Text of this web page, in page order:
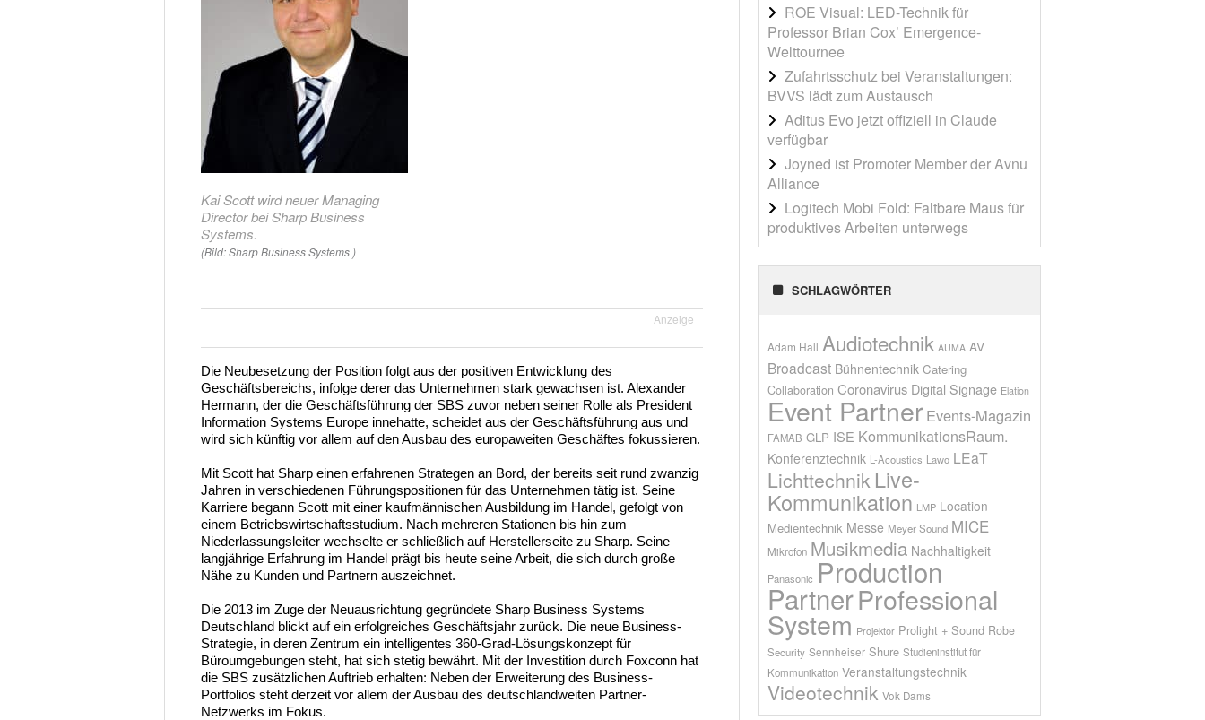
Kai Scott wird neuer Managing
Director bei Sharp Business
Systems.
(Bild: Sharp Business Systems )
Anzeige
Die Neubesetzung der Position folgt aus der positiven Entwicklung des
Geschäftsbereichs, infolge derer das Unternehmen stark gewachsen ist. Alexander
Hermann, der die Geschäftsführung der SBS zuvor neben seiner Rolle als President
Information Systems Europe innehatte, scheidet aus der Geschäftsführung aus und
wird sich künftig vor allem auf den Ausbau des europaweiten Geschäftes fokussieren.
Mit Scott hat Sharp einen erfahrenen Strategen an Bord, der bereits seit rund zwanzig
Jahren in verschiedenen Führungspositionen für das Unternehmen tätig ist. Seine
Karriere begann Scott mit einer kaufmännischen Ausbildung im Handel, gefolgt von
einem Betriebswirtschaftsstudium. Nach mehreren Stationen bis hin zum
Niederlassungsleiter wechselte er schließlich auf Herstellerseite zu Sharp. Seine
langjährige Erfahrung im Handel prägt bis heute seine Arbeit, die sich durch große
Nähe zu Kunden und Partnern auszeichnet.
Die 2013 im Zuge der Neuausrichtung gegründete Sharp Business Systems
Deutschland blickt auf ein erfolgreiches Geschäftsjahr zurück. Die neue Business-
Strategie, in deren Zentrum ein intelligentes 360-Grad-Lösungskonzept für
Büroumgebungen steht, hat sich stetig bewährt. Mit der Investition durch Foxconn hat
die SBS zusätzlichen Auftrieb erhalten: Neben der Erweiterung des Business-
Portfolios steht derzeit vor allem der Ausbau des deutschlandweiten Partner-
Netzwerks im Fokus.
ROE Visual: LED-Technik für
Professor Brian Cox’ Emergence-
Welttournee
Zufahrtsschutz bei Veranstaltungen:
BVVS lädt zum Austausch
Aditus Evo jetzt offiziell in Claude
verfügbar
Joyned ist Promoter Member der Avnu
Alliance
Logitech Mobi Fold: Faltbare Maus für
produktives Arbeiten unterwegs
SCHLAGWÖRTER
Adam Hall Audiotechnik AUMA AV
Broadcast Bühnentechnik Catering
Collaboration Coronavirus Digital Signage Elation
Event Partner Events-Magazin
FAMAB GLP ISE KommunikationsRaum.
Konferenztechnik L-Acoustics Lawo LEaT
Lichttechnik Live-
Kommunikation LMP Location
Medientechnik Messe Meyer Sound MICE
Mikrofon Musikmedia Nachhaltigkeit
Panasonic Production
PartnerProfessional
System Projektor Prolight + Sound Robe
Security Sennheiser Shure Studieninstitut für
Kommunikation Veranstaltungstechnik
Videotechnik Vok Dams